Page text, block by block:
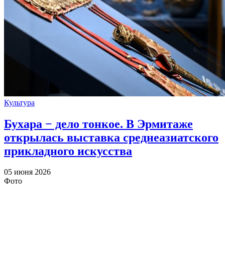
Культура
Бухара − дело тонкое. В Эрмитаже
открылась выставка среднеазиатского
прикладного искусства
05 июня 2026
Фото